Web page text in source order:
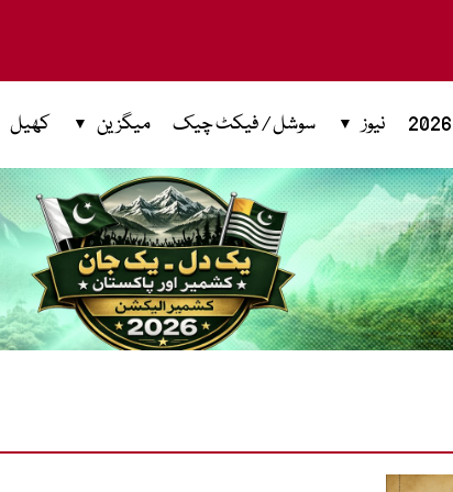
نیوز سوشل / فیکٹ چیک میگزین کھیل